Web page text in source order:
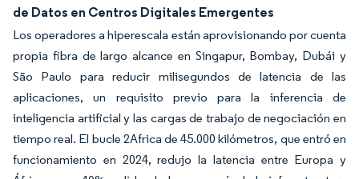
de Datos en Centros Digitales Emergentes
Los operadores a hiperescala están aprovisionando por cuenta
propia fibra de largo alcance en Singapur, Bombay, Dubái y
São Paulo para reducir milisegundos de latencia de las
aplicaciones, un requisito previo para la inferencia de
inteligencia artificial y las cargas de trabajo de negociación en
tiempo real. El bucle 2Africa de 45.000 kilómetros, que entró en
funcionamiento en 2024, redujo la latencia entre Europa y